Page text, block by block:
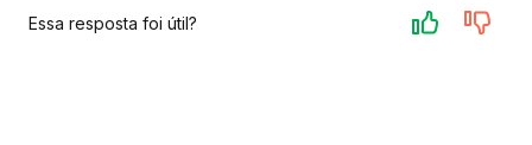
Essa resposta foi útil?